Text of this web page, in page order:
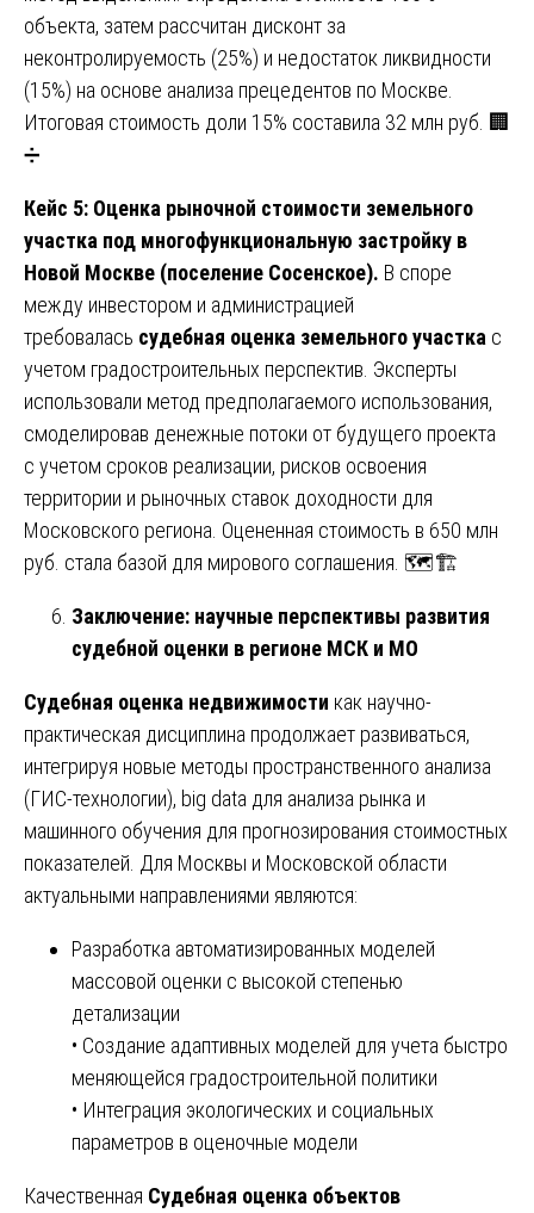
объекта, затем рассчитан дисконт за
неконтролируемость (25%) и недостаток ликвидности
(15%) на основе анализа прецедентов по Москве.
Итоговая стоимость доли 15% составила 32 млн руб. 🏢
➗
Кейс 5: Оценка рыночной стоимости земельного
участка под многофункциональную застройку в
Новой Москве (поселение Сосенское). В споре
между инвестором и администрацией
требовалась судебная оценка земельного участка с
учетом градостроительных перспектив. Эксперты
использовали метод предполагаемого использования,
смоделировав денежные потоки от будущего проекта
с учетом сроков реализации, рисков освоения
территории и рыночных ставок доходности для
Московского региона. Оцененная стоимость в 650 млн
руб. стала базой для мирового соглашения. 🗺️🏗️
Заключение: научные перспективы развития
судебной оценки в регионе МСК и МО
Судебная оценка недвижимости как научно-
практическая дисциплина продолжает развиваться,
интегрируя новые методы пространственного анализа
(ГИС-технологии), big data для анализа рынка и
машинного обучения для прогнозирования стоимостных
показателей. Для Москвы и Московской области
актуальными направлениями являются:
Разработка автоматизированных моделей
массовой оценки с высокой степенью
детализации
• Создание адаптивных моделей для учета быстро
меняющейся градостроительной политики
• Интеграция экологических и социальных
параметров в оценочные модели
Качественная Судебная оценка объектов